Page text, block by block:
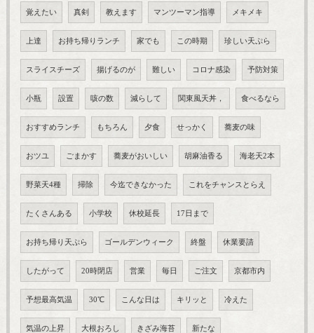
覚えたい 真剣 教えます マンツーマン指導 メキメキ
上達 お持ち帰りランチ 家でも この時期 珍しい天ぷら
スライスチーズ 揚げるのが 難しい コロナ感染 予防対策
小瓶 設置 咳の数 減らして 関東風天丼， 食べるなら
おすすめランチ もちろん 夕食 せっかく 蕎麦の味
おツユ ごまかす 蕎麦がおいしい 胡麻油香る 海老天2本
野菜天4種 掃除 今迄できなかった これをチャンスとらえ
たくさんある 小学校 休校延長 17日まで
お持ち帰り天ぷら ゴールデンウィーク 終盤 休業要請
したがって 20時閉店 営業 毎日 ご注文 京都市内
予想最高気温 30℃ こんな日は キリッと 冷えた
気温の上昇 大根おろし きざみ海苔 新たな